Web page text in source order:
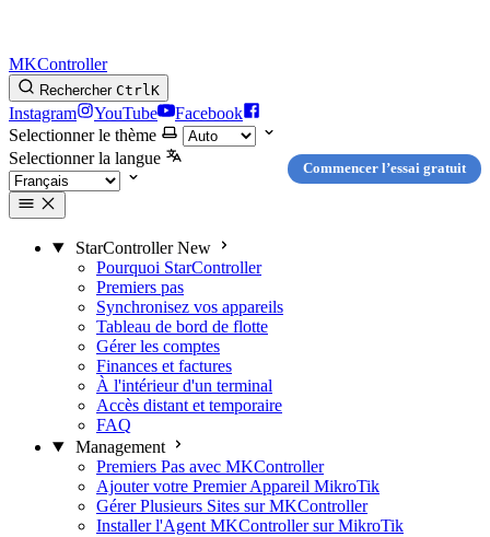
MKController
Rechercher CtrlK
Instagram YouTube
Facebook
Selectionner le thème
Selectionner la langue
Commencer l’essai gratuit
StarController New
Pourquoi StarController
Premiers pas
Synchronisez vos appareils
Tableau de bord de flotte
Gérer les comptes
Finances et factures
À l'intérieur d'un terminal
Accès distant et temporaire
FAQ
Management
Premiers Pas avec MKController
Ajouter votre Premier Appareil MikroTik
Gérer Plusieurs Sites sur MKController
Installer l'Agent MKController sur MikroTik